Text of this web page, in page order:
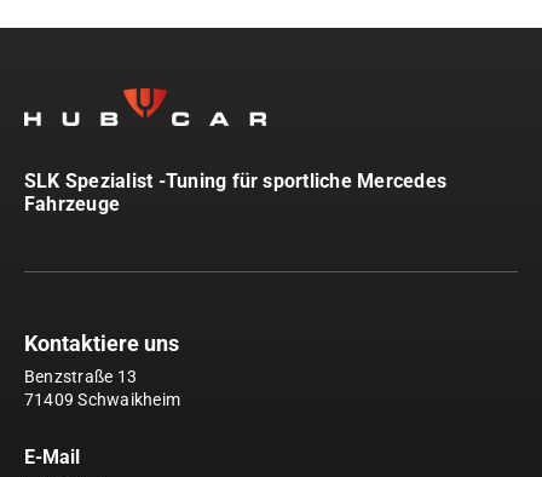
SLK Spezialist -Tuning für sportliche Mercedes
Fahrzeuge
Kontaktiere uns
Benzstraße 13
71409 Schwaikheim
E-Mail